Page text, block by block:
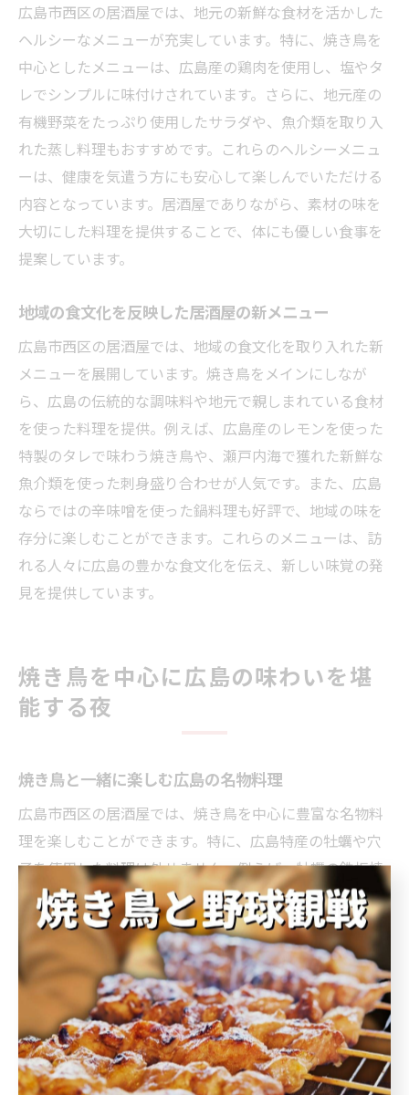
広島市西区の居酒屋では、地元の新鮮な食材を活かした
ヘルシーなメニューが充実しています。特に、焼き鳥を
中心としたメニューは、広島産の鶏肉を使用し、塩やタ
レでシンプルに味付けされています。さらに、地元産の
有機野菜をたっぷり使用したサラダや、魚介類を取り入
れた蒸し料理もおすすめです。これらのヘルシーメニュ
ーは、健康を気遣う方にも安心して楽しんでいただける
内容となっています。居酒屋でありながら、素材の味を
大切にした料理を提供することで、体にも優しい食事を
提案しています。
地域の食文化を反映した居酒屋の新メニュー
広島市西区の居酒屋では、地域の食文化を取り入れた新
メニューを展開しています。焼き鳥をメインにしなが
ら、広島の伝統的な調味料や地元で親しまれている食材
を使った料理を提供。例えば、広島産のレモンを使った
特製のタレで味わう焼き鳥や、瀬戸内海で獲れた新鮮な
魚介類を使った刺身盛り合わせが人気です。また、広島
ならではの辛味噌を使った鍋料理も好評で、地域の味を
存分に楽しむことができます。これらのメニューは、訪
れる人々に広島の豊かな食文化を伝え、新しい味覚の発
見を提供しています。
焼き鳥を中心に広島の味わいを堪
能する夜
焼き鳥と一緒に楽しむ広島の名物料理
広島市西区の居酒屋では、焼き鳥を中心に豊富な名物料
理を楽しむことができます。特に、広島特産の牡蠣や穴
子を使用した料理は外せません。例えば、牡蠣の鉄板焼
きや穴子の天ぷらは、焼き鳥の香ばしさと絶妙にマッチ
し、食欲をそそります。また、広島風お好み焼きも人気
の一品で、焼き鳥と共に食べることでより一層満足感が
得られます。地元の新鮮な食材をふんだんに使ったこれ
らの名物料理を味わうことで、広島ならではの食文化を
堪能することができます。
居酒屋で味わう広島の伝統的な味わい